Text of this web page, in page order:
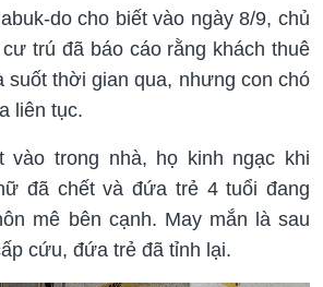
do cho biết vào ngày 8/9, chủ
trú đã báo cáo rằng khách thuê
suốt thời gian qua, nhưng con chó
liên tục.
vào trong nhà, họ kinh ngạc khi
đã chết và đứa trẻ 4 tuổi đang
mê bên cạnh. May mắn là sau
cứu, đứa trẻ đã tỉnh lại.